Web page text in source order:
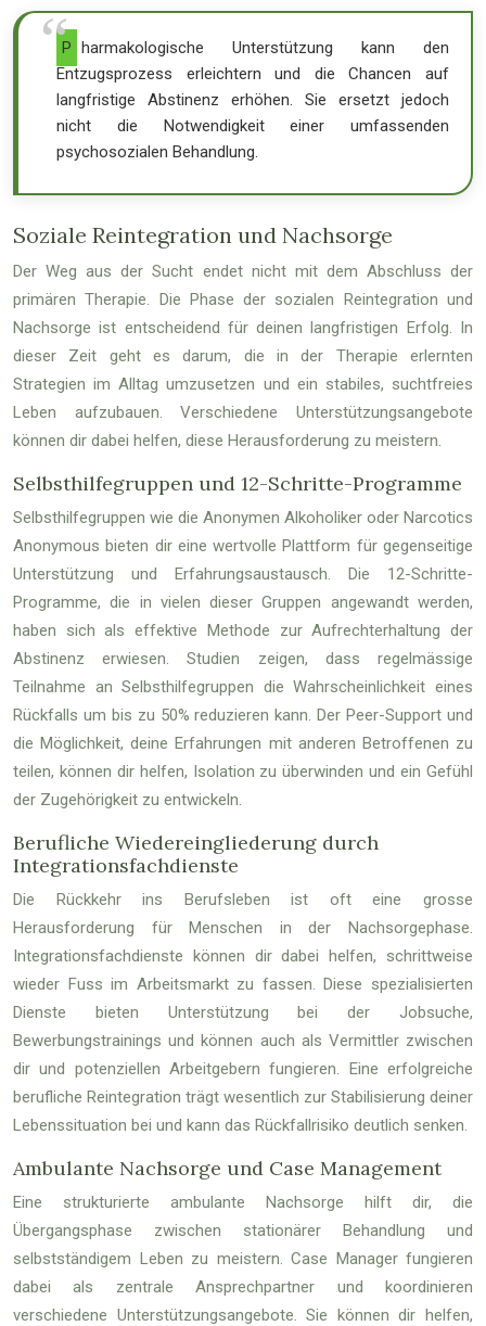
Pharmakologische Unterstützung kann den
Entzugsprozess erleichtern und die Chancen auf
langfristige Abstinenz erhöhen. Sie ersetzt jedoch
nicht die Notwendigkeit einer umfassenden
psychosozialen Behandlung.
Soziale Reintegration und Nachsorge
Der Weg aus der Sucht endet nicht mit dem Abschluss der
primären Therapie. Die Phase der sozialen Reintegration und
Nachsorge ist entscheidend für deinen langfristigen Erfolg. In
dieser Zeit geht es darum, die in der Therapie erlernten
Strategien im Alltag umzusetzen und ein stabiles, suchtfreies
Leben aufzubauen. Verschiedene Unterstützungsangebote
können dir dabei helfen, diese Herausforderung zu meistern.
Selbsthilfegruppen und 12-Schritte-Programme
Selbsthilfegruppen wie die Anonymen Alkoholiker oder Narcotics
Anonymous bieten dir eine wertvolle Plattform für gegenseitige
Unterstützung und Erfahrungsaustausch. Die 12-Schritte-
Programme, die in vielen dieser Gruppen angewandt werden,
haben sich als effektive Methode zur Aufrechterhaltung der
Abstinenz erwiesen. Studien zeigen, dass regelmässige
Teilnahme an Selbsthilfegruppen die Wahrscheinlichkeit eines
Rückfalls um bis zu 50% reduzieren kann. Der Peer-Support und
die Möglichkeit, deine Erfahrungen mit anderen Betroffenen zu
teilen, können dir helfen, Isolation zu überwinden und ein Gefühl
der Zugehörigkeit zu entwickeln.
Berufliche Wiedereingliederung durch
Integrationsfachdienste
Die Rückkehr ins Berufsleben ist oft eine grosse
Herausforderung für Menschen in der Nachsorgephase.
Integrationsfachdienste können dir dabei helfen, schrittweise
wieder Fuss im Arbeitsmarkt zu fassen. Diese spezialisierten
Dienste bieten Unterstützung bei der Jobsuche,
Bewerbungstrainings und können auch als Vermittler zwischen
dir und potenziellen Arbeitgebern fungieren. Eine erfolgreiche
berufliche Reintegration trägt wesentlich zur Stabilisierung deiner
Lebenssituation bei und kann das Rückfallrisiko deutlich senken.
Ambulante Nachsorge und Case Management
Eine strukturierte ambulante Nachsorge hilft dir, die
Übergangsphase zwischen stationärer Behandlung und
selbstständigem Leben zu meistern. Case Manager fungieren
dabei als zentrale Ansprechpartner und koordinieren
verschiedene Unterstützungsangebote. Sie können dir helfen,